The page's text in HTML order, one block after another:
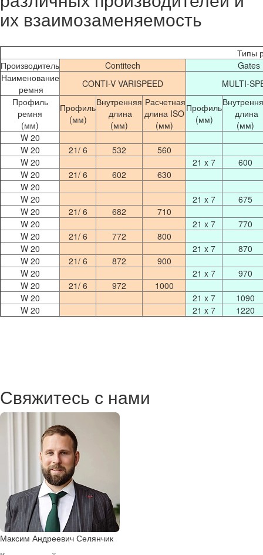
их взаимозаменяемость
Типы
Производитель
Contitech
Gates
Наименование
ремня
CONTI-V VARISPEED
MULTI-
Профиль
ремня
(мм)
Профиль
(мм)
Внутренняя
длина
(мм)
Расчетная
длина ISO
(мм)
Профиль
(мм)
длина
(мм)
W 20
W 20
21/ 6 532
560
W 20
21 x 7
600
W 20
21/ 6 602
630
W 20
W 20
21 x 7
675
W 20
21/ 6 682
710
W 20
21 x 7
770
W 20
21/ 6 772
800
W 20
21 x 7
870
W 20
21/ 6 872
900
W 20
21 x 7
970
W 20
21/ 6 972
1000
W 20
21 x 7
1090
W 20
21 x 7 1220
Свяжитесь с нами
Максим Андреевич Селянчик